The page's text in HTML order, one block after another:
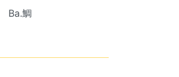
Ba.鯛